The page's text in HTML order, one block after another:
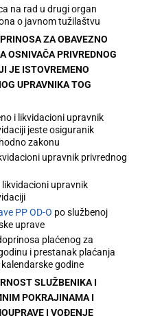
na rad u drugi organ
o javnom tužilaštvu
ZA OBAVEZNO
OSNIVAČA PRIVREDNOG
JE ISTOVREMENO
UPRAVNIKA TOG
i likvidacioni upravnik
jeste osiguranik
zakonu
upravnik privrednog
upravnik
PP OD-O po službenoj
uprave
plaćenog za
i prestanak plaćanja
godine
SLUŽBENIKA I
POKRAJINAMA I
I VOĐENJE